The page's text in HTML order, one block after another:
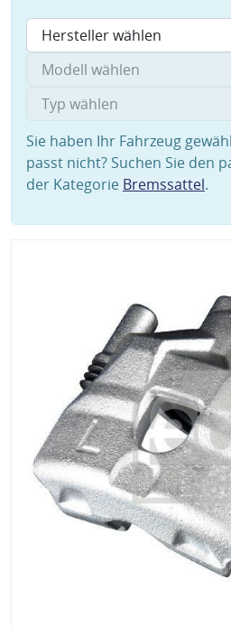
Sie haben Ihr Fahrzeug
passt nicht? Suchen Sie den
der Kategorie Bremssattel.